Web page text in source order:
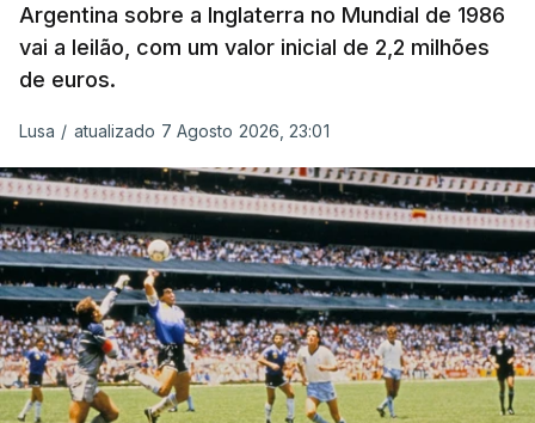
Argentina sobre a Inglaterra no Mundial de 1986
vai a leilão, com um valor inicial de 2,2 milhões
de euros.
Lusa / atualizado 7 Agosto 2026, 23:01